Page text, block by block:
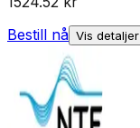
Bestill nå Vis detaljer